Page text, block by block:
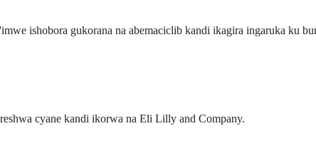
ishobora gukorana na abemaciclib kandi ikagira ingaruka ku
cyane kandi ikorwa na Eli Lilly and Company.